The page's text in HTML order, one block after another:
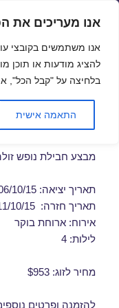
אנו מעריכים את
אנו משתמשים בקובצי
להציג מודעות או תוכן
בלחיצה על "קבל הכל",
התאמה אישית
חבילות
06/10/2015
מבצע חבילת נופש
תאריך יציאה: 06/10/15
תאריך חזרה: 11/10/15
אירוח: ארוחת בוקר
לילות: 4
מחיר לזוג: $953
להזמנה ופרטים